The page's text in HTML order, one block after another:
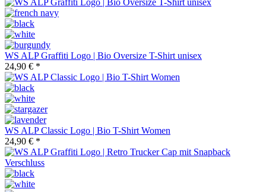
WS ALP Graffiti Logo | Bio Oversize T-Shirt unisex
24,90 € *
WS ALP Classic Logo | Bio T-Shirt Women
24,90 € *